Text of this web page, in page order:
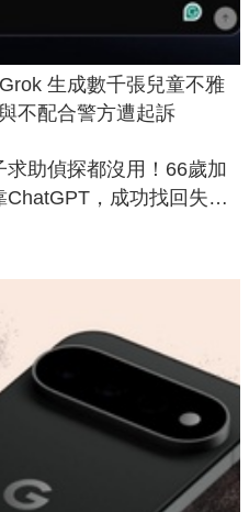
生成數千張兒童不雅
不配合警方遭起訴
求助偵探都沒用！66歲加
ChatGPT，成功找回失散